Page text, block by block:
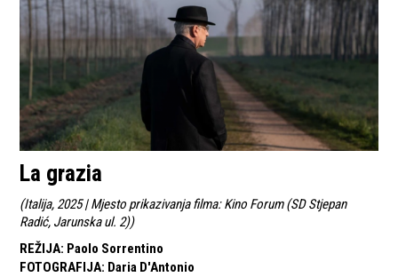
La grazia
(Italija, 2025 | Mjesto prikazivanja filma: Kino Forum (SD Stjepan
Radić, Jarunska ul. 2))
REŽIJA: Paolo Sorrentino
FOTOGRAFIJA: Daria D'Antonio